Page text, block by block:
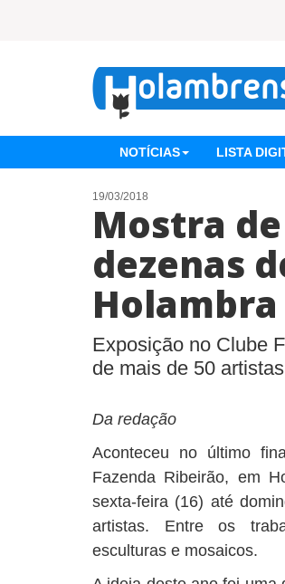
NOTÍCIAS LISTA
19/03/2018
Mostra
dezenas
Holambra
Exposição no Clube
de mais de 50 artistas
Da redação
Aconteceu no último
Fazenda Ribeirão, em
sexta-feira (16) até
artistas. Entre os
esculturas e mosaicos.